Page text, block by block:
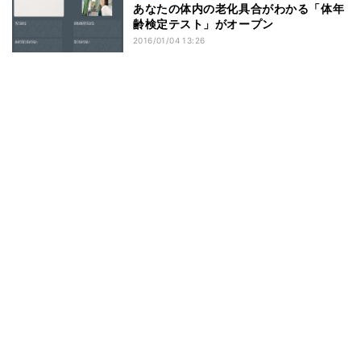
あなたの体内の老化具合がわかる「体年
齢検定テスト」がオープン
2016/01/04 13:26